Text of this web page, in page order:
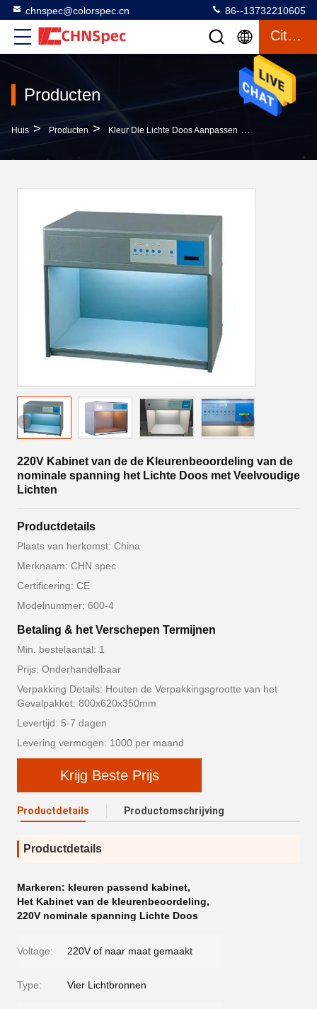
chnspec@colorspec.cn 86--13732210605
Citaat
Producten
Huis > Producten > Kleur Die Lichte Doos Aanpassen >
220V Kabinet van de de Kleurenbeoordeling van de
nominale spanning het Lichte Doos met Veelvoudige
Lichten
Productdetails
Plaats van herkomst: China
Merknaam: CHN spec
Certificering: CE
Modelnummer: 600-4
Betaling & het Verschepen Termijnen
Min. bestelaantal: 1
Prijs: Onderhandelbaar
Verpakking Details: Houten de Verpakkingsgrootte van het
Gevalpakket: 800x620x350mm
Levertijd: 5-7 dagen
Levering vermogen: 1000 per maand
Krijg Beste Prijs
Productdetails Productomschrijving
Productdetails
Markeren: kleuren passend kabinet,
Het Kabinet van de kleurenbeoordeling,
220V nominale spanning Lichte Doos
Voltage: 220V of naar maat gemaakt
Type: Vier Lichtbronnen